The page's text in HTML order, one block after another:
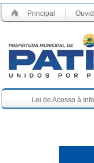
Principal
Lei de Acesso à